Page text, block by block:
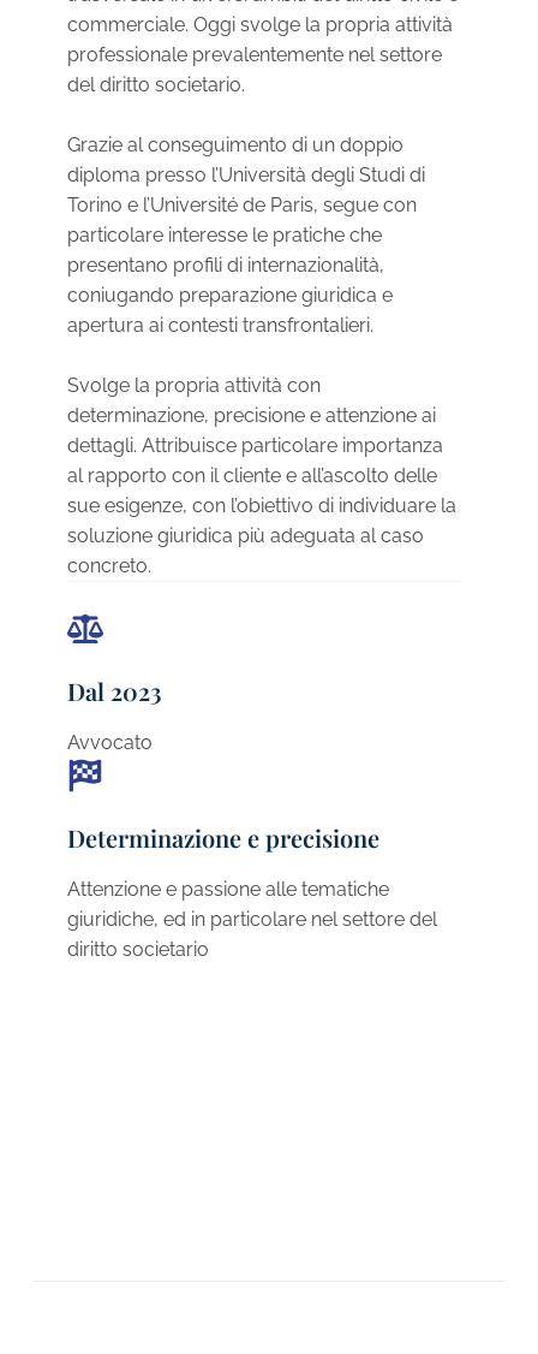
commerciale. Oggi svolge la propria attività
professionale prevalentemente nel settore
del diritto societario.
Grazie al conseguimento di un doppio
diploma presso l’Università degli Studi di
Torino e l’Université de Paris, segue con
particolare interesse le pratiche che
presentano profili di internazionalità,
coniugando preparazione giuridica e
apertura ai contesti transfrontalieri.
Svolge la propria attività con
determinazione, precisione e attenzione ai
dettagli. Attribuisce particolare importanza
al rapporto con il cliente e all’ascolto delle
sue esigenze, con l’obiettivo di individuare la
soluzione giuridica più adeguata al caso
concreto.
Dal 2023
Avvocato
Determinazione e precisione
Attenzione e passione alle tematiche
giuridiche, ed in particolare nel settore del
diritto societario